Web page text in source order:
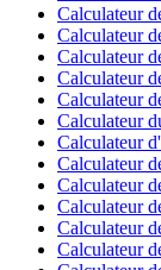
Calculateur
Calculateur
Calculateur
Calculateur
Calculateur
Calculateur
Calculateur
Calculateur
Calculateur
Calculateur
Calculateur
Calculateur